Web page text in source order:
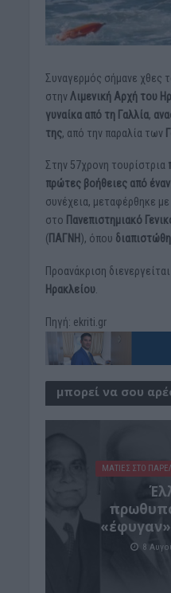
Συναγερμός σήμανε χθες
στηνΛιμενική Αρχή του
γυναίκα από τη Γαλλία,
της, από την παραλία των
Στην 57χρονη τουρίστρια
πρώτες βοήθειες από
συνέχεια, μεταφέρθηκε
στο Πανεπιστημιακό
(ΠΑΓΝΗ), όπου
Προανάκριση
Ηρακλείου.
Πηγή: ekriti.gr
μπορεί να σου
ΜΑΤΙΕΣ ΣΤΟ
8